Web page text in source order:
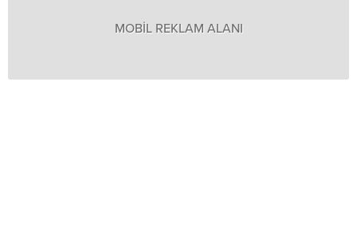
MOBİL REKLAM ALANI